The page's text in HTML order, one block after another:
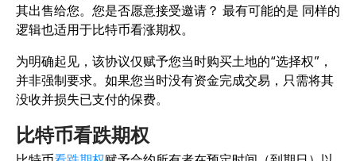
其出售给您。您是否愿意接受邀请？ 最有可能的是 同样的
逻辑也适用于比特币看涨期权。
为明确起见，该协议仅赋予您当时购买土地的“选择权”，
并非强制要求。如果您当时没有资金完成交易，只需将其
没收并损失已支付的保费。
比特币看跌期权